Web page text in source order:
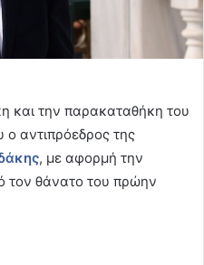
και την παρακαταθήκη του
αντιπρόεδρος της
, με αφορμή την
τον θάνατο του πρώην